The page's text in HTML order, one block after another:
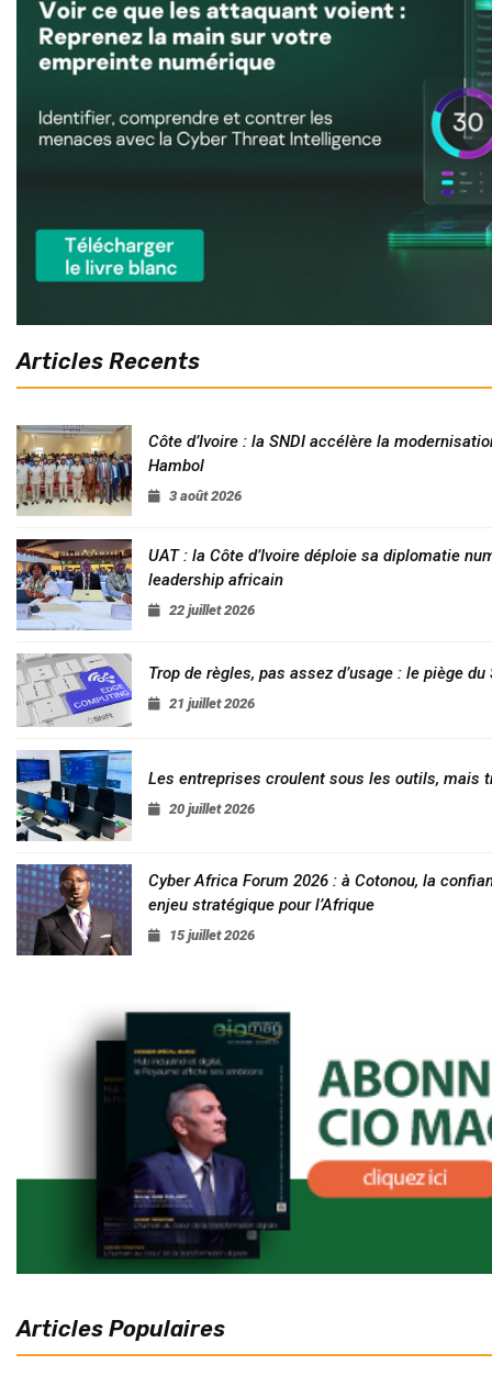
Articles Recents
Côte d’Ivoire : la SNDI accélère la
Hambol
3 août 2026
UAT : la Côte d’Ivoire déploie sa diplomatie
leadership africain
22 juillet 2026
Trop de règles, pas assez d’usage : le piège du
21 juillet 2026
Les entreprises croulent sous les outils, mais
20 juillet 2026
Cyber Africa Forum 2026 : à Cotonou, la
enjeu stratégique pour l’Afrique
15 juillet 2026
Articles Populaires